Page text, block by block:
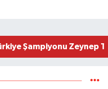
Şampiyonu Zeynep